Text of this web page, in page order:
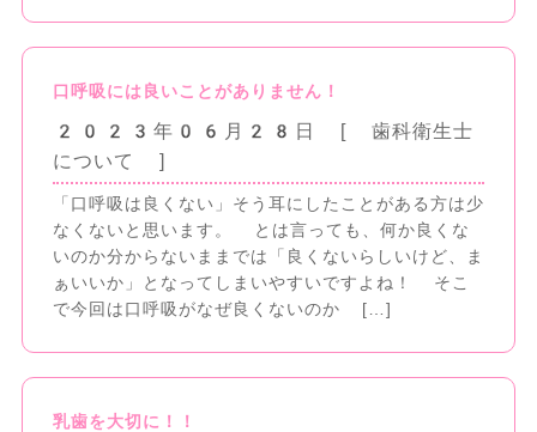
口呼吸には良いことがありません！
2023年06月28日
[ 歯科衛生士
について ]
「口呼吸は良くない」そう耳にしたことがある方は少
なくないと思います。 とは言っても、何か良くな
いのか分からないままでは「良くないらしいけど、ま
ぁいいか」となってしまいやすいですよね！ そこ
で今回は口呼吸がなぜ良くないのか […]
乳歯を大切に！！